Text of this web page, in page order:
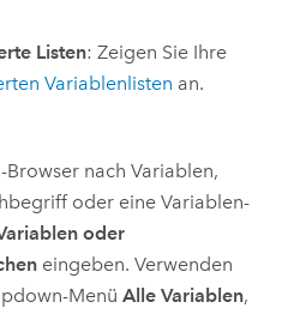
Listen: Zeigen Sie Ihre
Variablenlisten an.
Browser nach Variablen,
oder eine Variablen-
oder
eingeben. Verwenden
Menü Alle Variablen,